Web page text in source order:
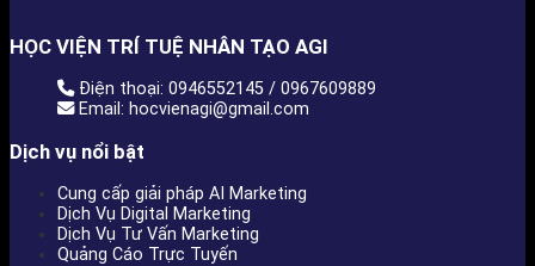
HỌC VIỆN TRÍ TUỆ NHÂN TẠO AGI
Điện thoại: 0946552145 / 0967609889
Email: hocvienagi@gmail.com
Dịch vụ nổi bật
Cung cấp giải pháp AI Marketing
Dịch Vụ Digital Marketing
Dịch Vụ Tư Vấn Marketing
Quảng Cáo Trực Tuyến